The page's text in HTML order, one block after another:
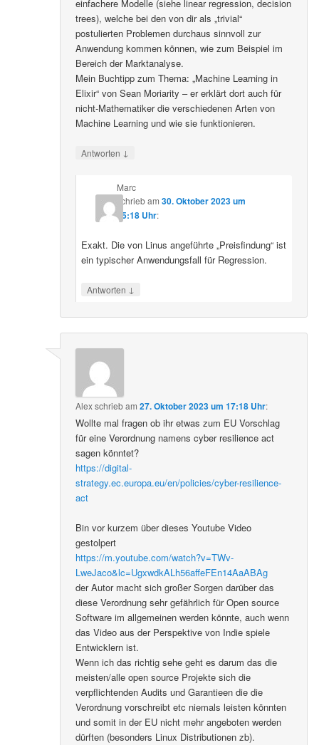
einfachere Modelle (siehe linear regression, decision
trees), welche bei den von dir als „trivial“
postulierten Problemen durchaus sinnvoll zur
Anwendung kommen können, wie zum Beispiel im
Bereich der Marktanalyse.
Mein Buchtipp zum Thema: „Machine Learning in
Elixir“ von Sean Moriarity – er erklärt dort auch für
nicht-Mathematiker die verschiedenen Arten von
Machine Learning und wie sie funktionieren.
Antworten ↓
Marc
schriebam 30. Oktober 2023 um
15:18 Uhr:
Exakt. Die von Linus angeführte „Preisfindung“ ist
ein typischer Anwendungsfall für Regression.
Antworten ↓
Alexschriebam27. Oktober 2023 um 17:18 Uhr:
Wollte mal fragen ob ihr etwas zum EU Vorschlag
für eine Verordnung namens cyber resilience act
sagen könntet?
https://digital-
strategy.ec.europa.eu/en/policies/cyber-resilience-
act
Bin vor kurzem über dieses Youtube Video
gestolpert
https://m.youtube.com/watch?v=TWv-
LweJaco&lc=UgxwdkALh56affeFEn14AaABAg
der Autor macht sich großer Sorgen darüber das
diese Verordnung sehr gefährlich für Open source
Software im allgemeinen werden könnte, auch wenn
das Video aus der Perspektive von Indie spiele
Entwicklern ist.
Wenn ich das richtig sehe geht es darum das die
meisten/alle open source Projekte sich die
verpflichtenden Audits und Garantieen die die
Verordnung vorschreibt etc niemals leisten könnten
und somit in der EU nicht mehr angeboten werden
dürften (besonders Linux Distributionen zb).